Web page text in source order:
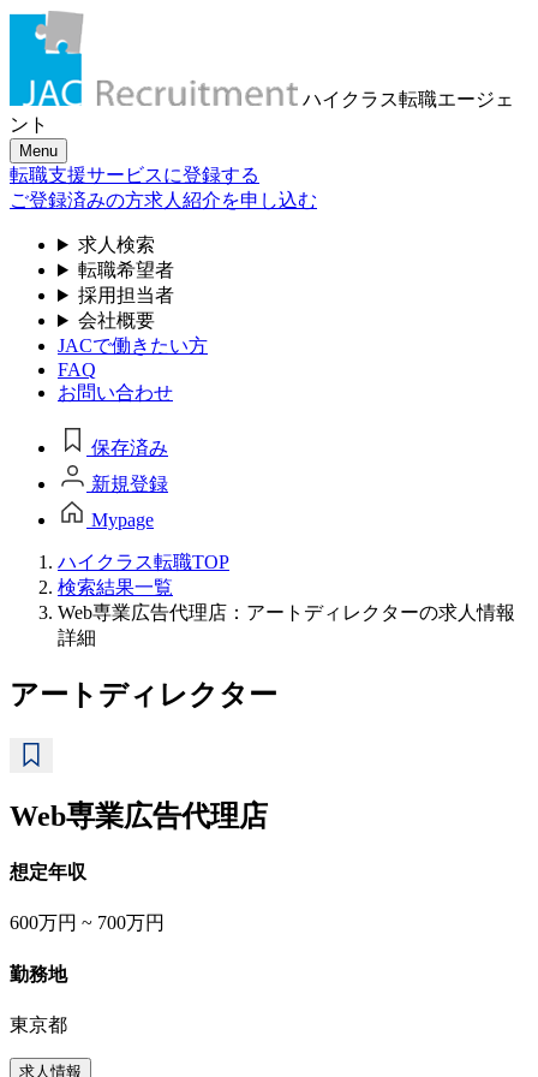
ハイクラス転職エージェ
ント
Menu
転職支援サービスに登録する
ご登録済みの方求人紹介を申し込む
求人検索
転職希望者
採用担当者
会社概要
JACで働きたい方
FAQ
お問い合わせ
保存済み
新規登録
Mypage
ハイクラス転職TOP
検索結果一覧
Web専業広告代理店：アートディレクターの求人情報
詳細
アートディレクター
Web専業広告代理店
想定年収
600万円 ~ 700万円
勤務地
東京都
求人情報